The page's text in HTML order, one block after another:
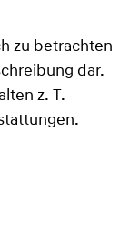
zu betrachten
dar.
z. T.